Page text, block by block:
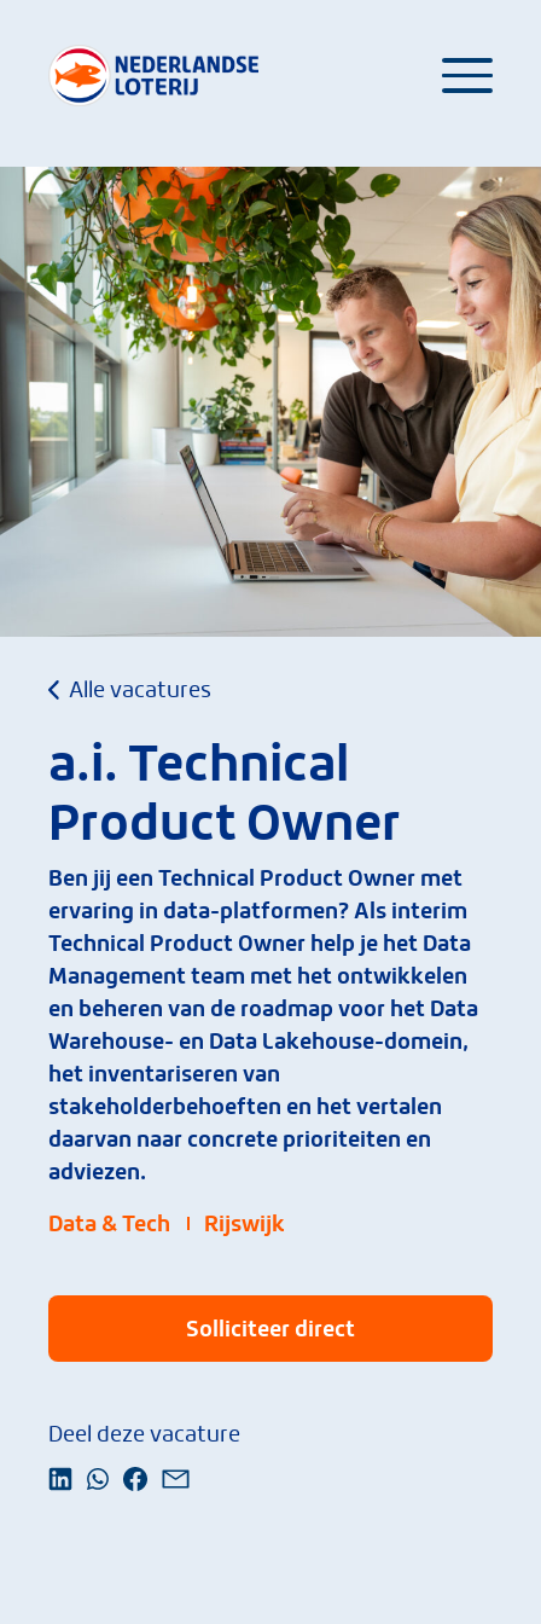
Alle vacatures
a.i. Technical
Product Owner
Ben jij een Technical Product Owner met
ervaring in data-platformen? Als interim
Technical Product Owner help je het Data
Management team met het ontwikkelen
en beheren van de roadmap voor het Data
Warehouse- en Data Lakehouse-domein,
het inventariseren van
stakeholderbehoeften en het vertalen
daarvan naar concrete prioriteiten en
adviezen.
Data & Tech
Rijswijk
Solliciteer direct
Deel deze vacature